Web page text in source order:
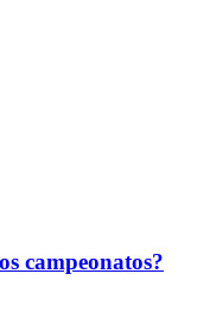
campeonatos?